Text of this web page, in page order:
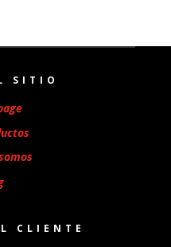
SITIO
CLIENTE